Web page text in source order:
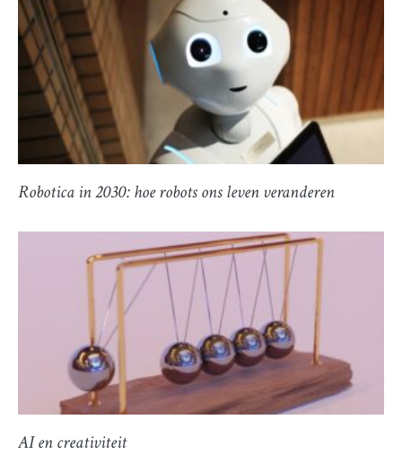
Robotica in 2030: hoe robots ons leven veranderen
AI en creativiteit